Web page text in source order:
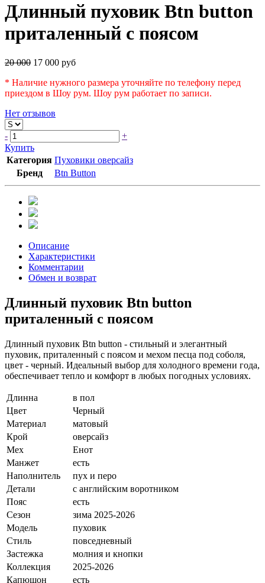
Длинный пуховик Btn button
приталенный с поясом
20 000 17 000 руб
* Наличие нужного размера уточняйте по телефону перед
приездом в Шоу рум. Шоу рум работает по записи.
Нет отзывов
-
+
Купить
Категория Пуховики оверсайз
Бренд
Btn Button
Описание
Характеристики
Комментарии
Обмен и возврат
Длинный пуховик Btn button
приталенный с поясом
Длинный пуховик Btn button - стильный и элегантный
пуховик, приталенный с поясом и мехом песца под соболя,
цвет - черный. Идеальный выбор для холодного времени года,
обеспечивает тепло и комфорт в любых погодных условиях.
Длинна
в пол
Цвет
Черный
Материал
матовый
Крой
оверсайз
Мех
Енот
Манжет
есть
Наполнитель
пух и перо
Детали
с английским воротником
Пояс
есть
Сезон
зима 2025-2026
Модель
пуховик
Стиль
повседневный
Застежка
молния и кнопки
Коллекция
2025-2026
Капюшон
есть